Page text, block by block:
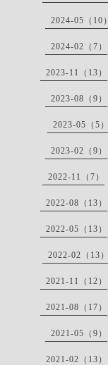
2024-05（10）
2024-02（7）
2023-11（13）
2023-08（9）
2023-05（5）
2023-02（9）
2022-11（7）
2022-08（13）
2022-05（13）
2022-02（13）
2021-11（12）
2021-08（17）
2021-05（9）
2021-02（13）